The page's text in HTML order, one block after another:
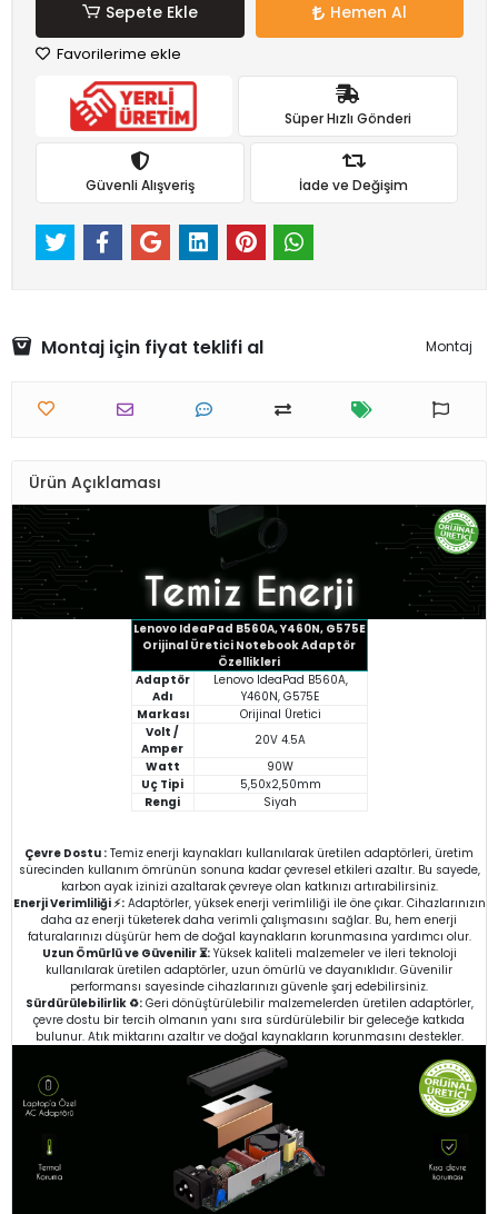
Sepete Ekle Hemen Al
Favorilerime ekle
Süper Hızlı Gönderi
Güvenli Alışveriş İade ve Değişim
Montaj için fiyat teklifi al Montaj
Ürün Açıklaması
Lenovo IdeaPad B560A, Y460N, G575E
Orijinal Üretici Notebook Adaptör
Özellikleri
Adaptör
Adı
Lenovo IdeaPad B560A,
Y460N, G575E
Markası
Orijinal Üretici
Volt /
Amper
20V 4.5A
Watt
90W
Uç Tipi
5,50x2,50mm
Rengi
Siyah
Çevre Dostu : Temiz enerji kaynakları kullanılarak üretilen adaptörleri, üretim
sürecinden kullanım ömrünün sonuna kadar çevresel etkileri azaltır. Bu sayede,
karbon ayak izinizi azaltarak çevreye olan katkınızı artırabilirsiniz.
Enerji Verimliliği ⚡:Adaptörler, yüksek enerji verimliliği ile öne çıkar. Cihazlarınızın
daha az enerji tüketerek daha verimli çalışmasını sağlar. Bu, hem enerji
faturalarınızı düşürür hem de doğal kaynakların korunmasına yardımcı olur.
Uzun Ömürlü ve Güvenilir ⏳:Yüksek kaliteli malzemeler ve ileri teknoloji
kullanılarak üretilen adaptörler, uzun ömürlü ve dayanıklıdır. Güvenilir
performansı sayesinde cihazlarınızı güvenle şarj edebilirsiniz.
Sürdürülebilirlik ♻️:Geri dönüştürülebilir malzemelerden üretilen adaptörler,
çevre dostu bir tercih olmanın yanı sıra sürdürülebilir bir geleceğe katkıda
bulunur. Atık miktarını azaltır ve doğal kaynakların korunmasını destekler.